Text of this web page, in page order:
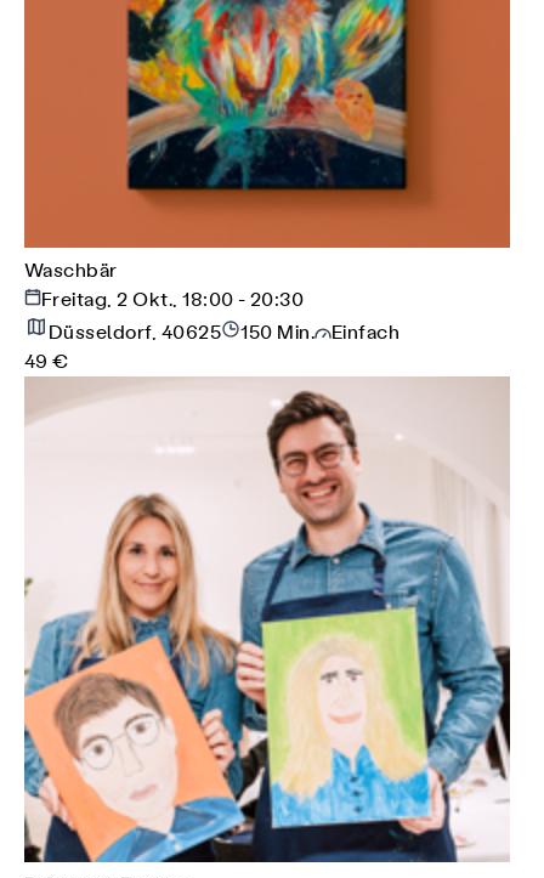
Waschbär
Freitag, 2 Okt., 18:00 - 20:30
Düsseldorf, 40625
150 Min.
Einfach
49 €